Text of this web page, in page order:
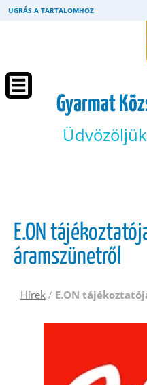
UGRÁS A TARTALOMHOZ
Gyarmat
E.ON
áramszünetről
Hírek / E.ON